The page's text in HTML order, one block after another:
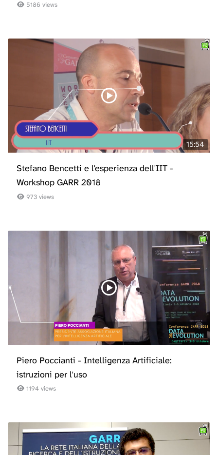
5186 views
15:54
Stefano Bencetti e l'esperienza dell'IIT -
Workshop GARR 2018
973 views
Piero Poccianti - Intelligenza Artificiale:
istruzioni per l'uso
1194 views